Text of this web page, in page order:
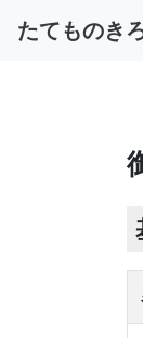
たてものき